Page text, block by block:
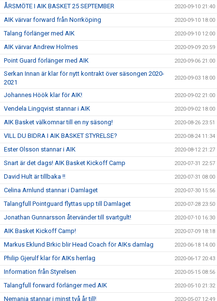
ÅRSMÖTE I AIK BASKET 25 SEPTEMBER 2020-09-10 21:40
AIK värvar forward från Norrköping 2020-09-10 18:00
Talang förlänger med AIK 2020-09-10 12:00
AIK värvar Andrew Holmes 2020-09-09 20:59
Point Guard förlänger med AIK 2020-09-06 21:00
Serkan Innan är klar för nytt kontrakt över säsongen 2020-
2021
2020-09-03 18:00
Johannes Höök klar för AIK! 2020-09-02 21:00
Vendela Lingqvist stannar i AIK 2020-09-02 18:00
AIK Basket välkomnar till en ny säsong! 2020-08-26 23:51
VILL DU BIDRA I AIK BASKET STYRELSE? 2020-08-24 11:34
Ester Olsson stannar i AIK 2020-08-12 21:27
Snart är det dags! AIK Basket Kickoff Camp 2020-07-31 22:57
David Hult är tillbaka !! 2020-07-31 08:00
Celina Arnlund stannar i Damlaget 2020-07-30 15:56
Talangfull Pointguard flyttas upp till Damlaget 2020-07-28 23:50
Jonathan Gunnarsson återvänder till svartgult! 2020-07-10 16:30
AIK Basket Kickoff Camp! 2020-07-09 18:18
Markus Eklund Brkic blir Head Coach för AIKs damlag 2020-06-18 14:00
Philip Gjerulf klar för AIKs herrlag 2020-06-17 20:43
Information från Styrelsen 2020-05-15 08:56
Talangfull forward förlänger med AIK 2020-05-10 21:32
Nemanja stannar i minst två år till! 2020-05-07 12:49